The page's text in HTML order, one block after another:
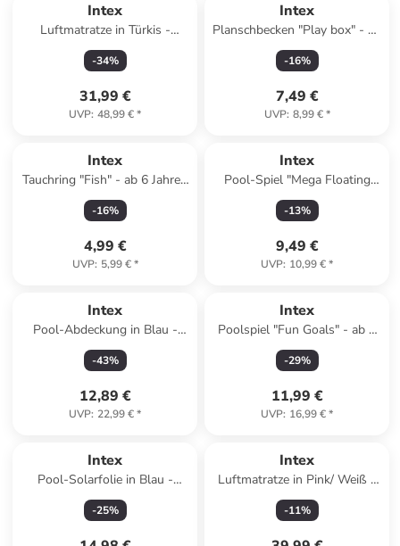
Intex
Luftmatratze in Türkis -
(B)290 x (H)260 cm
-34%
31,99 €
UVP: 48,99 €*
Intex
Planschbecken "Play box" - ab
12 Monaten
(Überraschungsprodukt)
-16%
7,49 €
UVP: 8,99 €*
Intex
Tauchring "Fish" - ab 6 Jahren
(Überraschungsprodukt)
-16%
4,99 €
UVP: 5,99 €*
Intex
Pool-Spiel "Mega Floating
Hoop" - ab 6 Jahren
-13%
9,49 €
UVP: 10,99 €*
Intex
Pool-Abdeckung in Blau -
Ø221 cm
-43%
12,89 €
UVP: 22,99 €*
Intex
Poolspiel "Fun Goals" - ab 6
Jahren
(Überraschungsprodukt)
-29%
11,99 €
UVP: 16,99 €*
Intex
Pool-Solarfolie in Blau -
Ø206 cm
-25%
Intex
Luftmatratze in Pink/ Weiß -
(B)244 x (H)97 x (T)119 cm
-11%